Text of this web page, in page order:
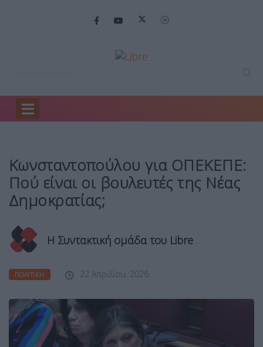
Home
Κωνσταντοπούλου για ΟΠΕΚΕΠΕ: …
Κωνσταντοπούλου για ΟΠΕΚΕΠΕ:
Πού είναι οι βουλευτές της Νέας
Δημοκρατίας;
Η Συντακτική ομάδα του Libre
ΠΟΛΙΤΙΚΉ 22 Απριλίου, 2026